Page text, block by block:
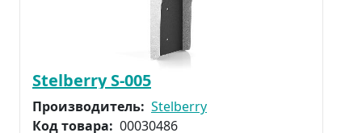
Stelberry S-005
Производитель: Stelberry
Код товара: 00030486